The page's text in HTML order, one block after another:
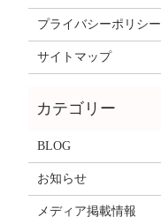
プライバシーポリシー
サイトマップ
BLOG
お知らせ
メディア掲載情報